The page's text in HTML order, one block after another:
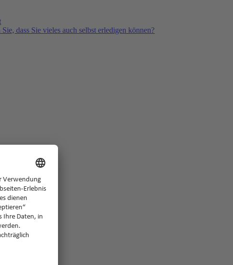
Sie, dass Sie vieles auch selbst erledigen können?